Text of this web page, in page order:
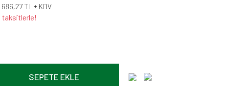
686,27 TL + KDV
taksitlerle!
SEPETE EKLE